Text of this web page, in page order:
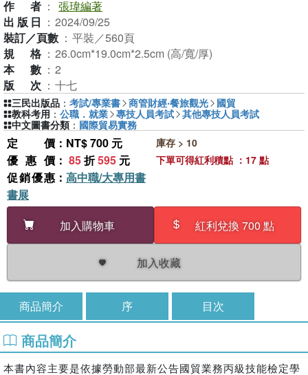
作者 ： 張瑋編著
出版日 ： 2024/09/25
裝訂／頁數 ： 平裝／560頁
規格 ： 26.0cm*19.0cm*2.5cm (高/寬/厚)
本數 ： 2
版次 ： 十七
定價 ：NT$ 700 元
優惠價 ： 85折595 元
促銷優惠 ： 高中職/大專用書
書展
加入購物車
紅利兌換 700 點
加入收藏
庫存 > 10
下單可得紅利積點 ：17 點
三民出版品 ： 考試/專業書 商管財經‧餐旅觀光
國貿
教科考用 ： 公職．就業 專技人員考試 其他專技人員考試
中文圖書分類 ： 國際貿易實務
商品簡介 序 目次
商品簡介
本書內容主要是依據勞動部最新公告國貿業務丙級技能檢定學